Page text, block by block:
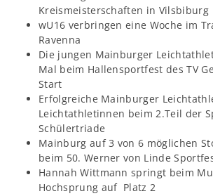
Kreismeisterschaften in Vilsbiburg
wU16 verbringen eine Woche im
Ravenna
Die jungen Mainburger
Mal beim Hallensportfest des TV
Start
Erfolgreiche Mainburger
Leichtathletinnen beim 2.Teil der
Schülertriade
Mainburg auf 3 von 6 möglichen
beim 50. Werner von Linde
Hannah Wittmann springt beim
Hochsprung auf Platz 2